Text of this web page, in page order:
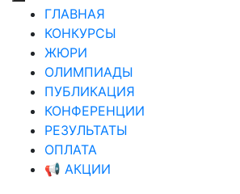
ГЛАВНАЯ
КОНКУРСЫ
ЖЮРИ
ОЛИМПИАДЫ
ПУБЛИКАЦИЯ
КОНФЕРЕНЦИИ
РЕЗУЛЬТАТЫ
ОПЛАТА
📢 АКЦИИ